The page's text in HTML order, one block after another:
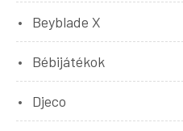
Beyblade X
Bébijátékok
Djeco